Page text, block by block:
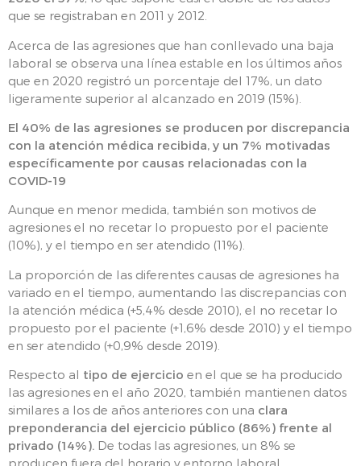
que se registraban en 2011 y 2012.
Acerca de las agresiones que han conllevado una baja
laboral se observa una línea estable en los últimos años
que en 2020 registró un porcentaje del 17%, un dato
ligeramente superior al alcanzado en 2019 (15%).
El 40% de las agresiones se producen por discrepancia
con la atención médica recibida, y un 7% motivadas
específicamente por causas relacionadas con la
COVID-19
Aunque en menor medida, también son motivos de
agresiones el no recetar lo propuesto por el paciente
(10%), y el tiempo en ser atendido (11%).
La proporción de las diferentes causas de agresiones ha
variado en el tiempo, aumentando las discrepancias con
la atención médica (+5,4% desde 2010), el no recetar lo
propuesto por el paciente (+1,6% desde 2010) y el tiempo
en ser atendido (+0,9% desde 2019).
Respecto al tipo de ejercicio en el que se ha producido
las agresiones en el año 2020, también mantienen datos
similares a los de años anteriores con una clara
preponderancia del ejercicio público (86%) frente al
privado (14%). De todas las agresiones, un 8% se
producen fuera del horario y entorno laboral.